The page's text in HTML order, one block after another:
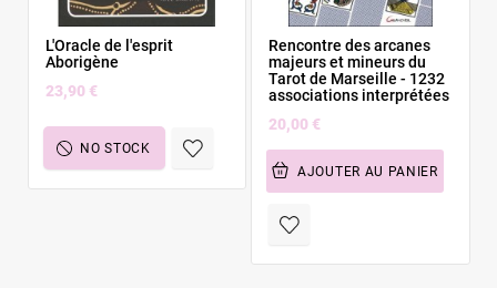
L'Oracle de l'esprit
Aborigène
23,90 €
NO STOCK
Rencontre des arcanes
majeurs et mineurs du
Tarot de Marseille - 1232
associations interprétées
20,00 €
AJOUTER AU PANIER